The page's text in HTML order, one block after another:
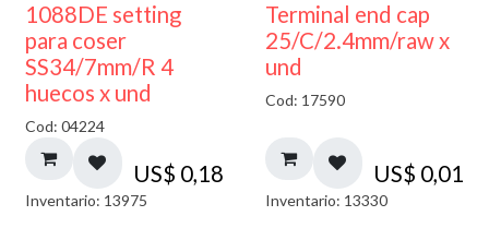
1088DE setting
para coser
SS34/7mm/R 4
huecos x und
Cod: 04224
US$ 0,18
Inventario: 13975
Terminal end cap
25/C/2.4mm/raw x
und
Cod: 17590
US$ 0,01
Inventario: 13330